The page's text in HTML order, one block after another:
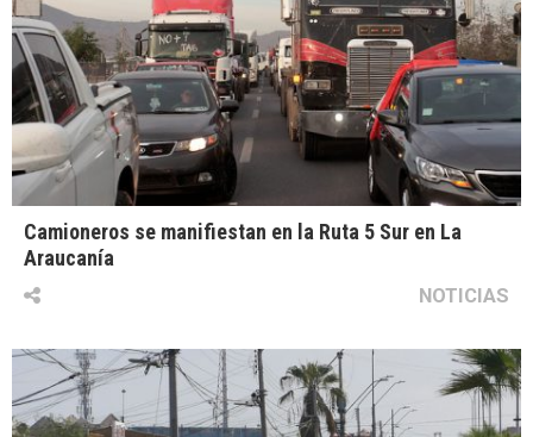
Camioneros se manifiestan en la Ruta 5 Sur en La
Araucanía
NOTICIAS